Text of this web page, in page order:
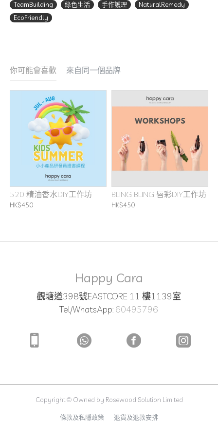
TeamBuilding
綠色生活 手作護理
NaturalRemedy
EcoFriendly
你可能會喜歡 來自同一個品牌
520 精油香水DIY工作坊
HK$450
BLING BLING 唇彩DIY工作坊
HK$450
Happy Cara
觀塘道398號EASTCORE 11 樓1139室
Tel/WhatsApp: 60495796
Copyright © Owned by Rosewood Solution Limited
條款及私隱政策 退貨及退款安排